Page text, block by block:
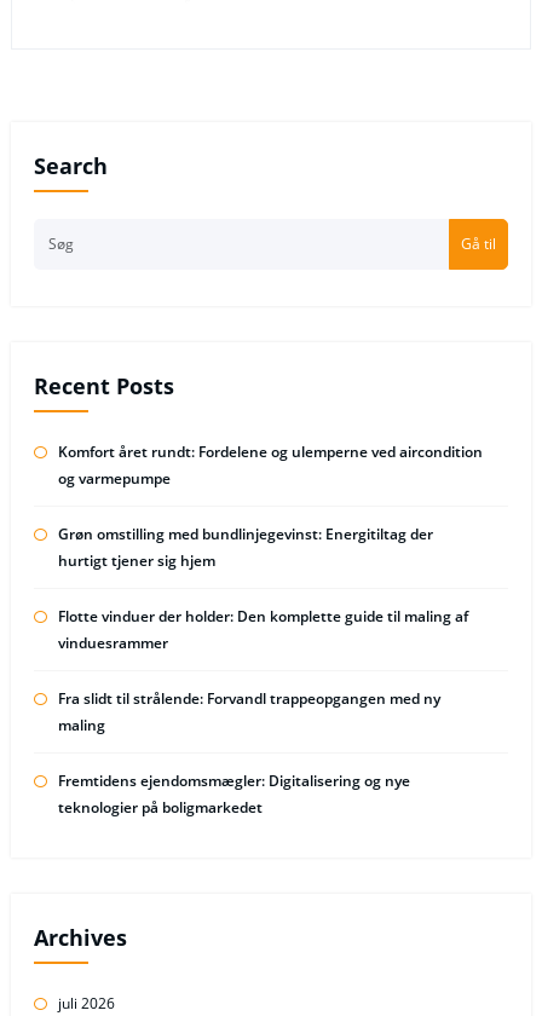
Search
Gå til
Recent Posts
Komfort året rundt: Fordelene og ulemperne ved aircondition
og varmepumpe
Grøn omstilling med bundlinjegevinst: Energitiltag der
hurtigt tjener sig hjem
Flotte vinduer der holder: Den komplette guide til maling af
vinduesrammer
Fra slidt til strålende: Forvandl trappeopgangen med ny
maling
Fremtidens ejendomsmægler: Digitalisering og nye
teknologier på boligmarkedet
Archives
juli 2026